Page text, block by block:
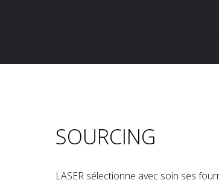
SOURCING
LASER sélectionne avec soin ses